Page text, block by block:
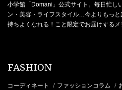
小学館「Domani」公式サイト。毎日忙し
ン・美容・ライフスタイル…今よりもっ
持ちよくなれる！こと限定でお届けするメ
FASHION
コーディネート / ファッションコラム /